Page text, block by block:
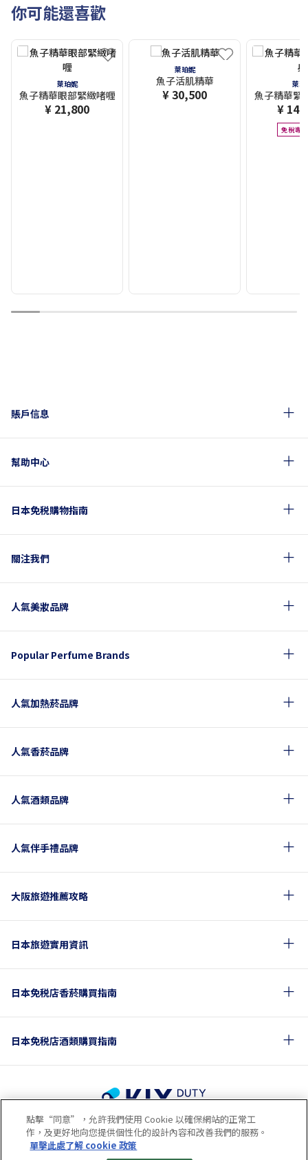
你可能還喜歡
萊珀妮
魚子精華眼部緊緻啫喱
¥ 21,800
萊珀妮
魚子活肌精華
¥ 30,500
萊珀
魚子精華緊
¥
免稅專
1 2 3 4 5 6 7 8 9 10
賬戶信息
幫助中心
日本免税購物指南
關注我們
人氣美妝品牌
Popular Perfume Brands
人氣加熱菸品牌
人氣香菸品牌
人氣酒類品牌
人氣伴手禮品牌
大阪旅遊推薦攻略
日本旅遊實用資訊
日本免税店香菸購買指南
日本免税店酒類購買指南
使用條款 隱私政策
Cookie政策
關於社交媒體使用規章
點擊“同意”，允許我們使用 Cookie 以確保網站的正常工
作，及更好地向您提供個性化的設計內容和改善我們的服務。
單擊此處了解 cookie 政策